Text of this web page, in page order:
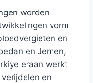
worden
vorm
en
en Jemen,
eraan werkt
verijdelen en